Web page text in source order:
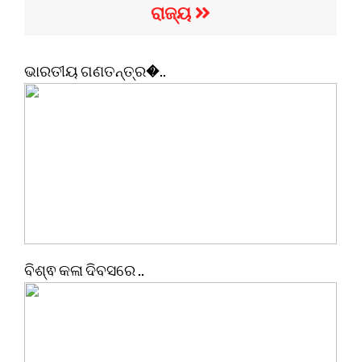
ରାଜ୍ୟ
ଭାରତୀୟ ଗଣତନ୍ତ୍ର�..
ବିଶ୍ଵ କଳା ଦିବସରେ ..